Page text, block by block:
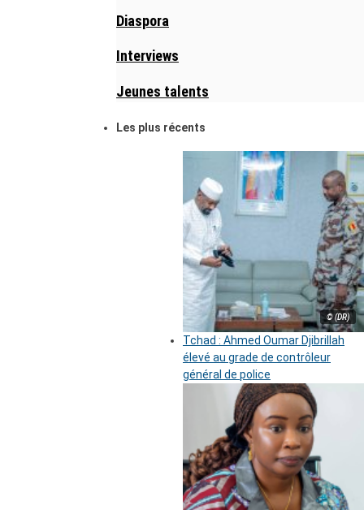
Diaspora
Interviews
Jeunes talents
Les plus récents
© (DR)
Tchad : Ahmed Oumar Djibrillah
élevé au grade de contrôleur
général de police